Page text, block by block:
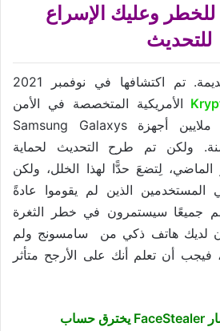
للخطر وعليك الإسراع
للتحديث
نعم إنها ثغرة أمنية ​​قديمة. تم اكتشافها في نوفمبر 2021
الأمريكية المتخصصة في الأمن
السيبراني. إنها تعرض ملايين أجهزة Samsung Galaxys
ولكن تم طرح التحديث لحماية
لِتضعَ حدًّا لهذا الخلل، ولكن
المستخدمين الذين لم يقوموا عادةً
جميعًا سيستمرون في خطر الثغرة
كان لديك هاتف ذكي من سامسونج ولم
فيجب أن تعلم أنك على الأرجح متأثر
برنامج ضار FaceStealer يخترق حساب